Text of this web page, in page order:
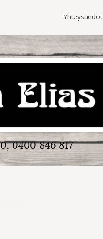
Yhteystiedot
0400 846 817